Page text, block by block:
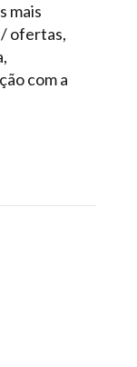
mais
ofertas,
com a